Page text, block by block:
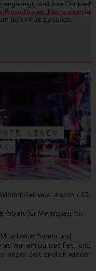
Rathaus unseren 40.
Arbeit für Menschen mit
und
es war ein buntes Fest und
langer Zeit endlich wieder